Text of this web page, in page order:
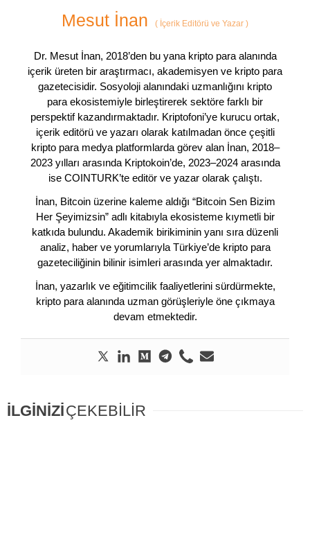
Mesut İnan ( İçerik Editörü ve Yazar )
Dr. Mesut İnan, 2018’den bu yana kripto para alanında
içerik üreten bir araştırmacı, akademisyen ve kripto para
gazetecisidir. Sosyoloji alanındaki uzmanlığını kripto
para ekosistemiyle birleştirerek sektöre farklı bir
perspektif kazandırmaktadır. Kriptofoni’ye kurucu ortak,
içerik editörü ve yazarı olarak katılmadan önce çeşitli
kripto para medya platformlarda görev alan İnan, 2018–
2023 yılları arasında Kriptokoin’de, 2023–2024 arasında
ise COINTURK’te editör ve yazar olarak çalıştı.
İnan, Bitcoin üzerine kaleme aldığı “Bitcoin Sen Bizim
Her Şeyimizsin” adlı kitabıyla ekosisteme kıymetli bir
katkıda bulundu. Akademik birikiminin yanı sıra düzenli
analiz, haber ve yorumlarıyla Türkiye’de kripto para
gazeteciliğinin bilinir isimleri arasında yer almaktadır.
İnan, yazarlık ve eğitimcilik faaliyetlerini sürdürmekte,
kripto para alanında uzman görüşleriyle öne çıkmaya
devam etmektedir.
İLGİNİZİÇEKEBİLİR